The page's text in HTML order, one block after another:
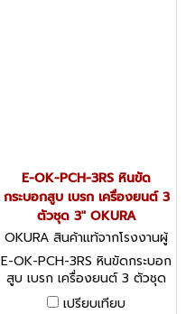
E-OK-PCH-3RS หินขัด
กระบอกสูบ เบรก เครื่องยนต์ 3
ตัวชุด 3" OKURA
OKURA สินค้าแท้จากโรงงานผู้
ผลิต E-OK-PCH-3RS
E-OK-PCH-3RS หินขัดกระบอก
สูบ เบรก เครื่องยนต์ 3 ตัวชุด
3" OKURA
เปรียบเทียบ